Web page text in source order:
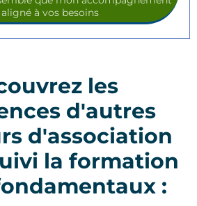
à vos besoins
les
d'autres
d'association
la formation
: